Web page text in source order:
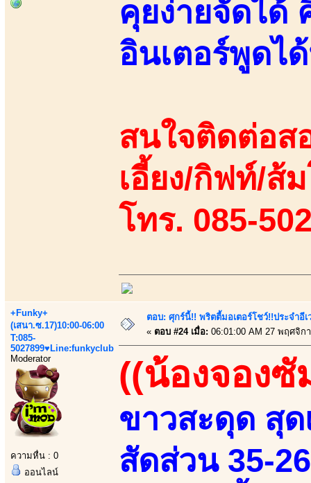
คุยง่ายจัดได้
อินเตอร์พูดไ
สนใจติดต่อส
เอี้ยง/กิฟท์/ส้
โทร. 085-
+Funky+
(เสนา.ซ.17)10:00-06:00
T:085-
5027899♥Line:funkyclub
Moderator
ความหื่น : 0
ออนไลน์
ตอบ: ศุกร์นี้!! พริตตี้มอเตอร์โชว์!!ประจำอี
« ตอบ #24 เมื่อ: 06:01:00 AM 27 พฤศจิก
((น้องจองซั
ขาวสะดุด สุด
สัดส่วน 35-